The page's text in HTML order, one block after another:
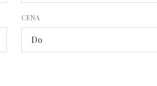
CENA